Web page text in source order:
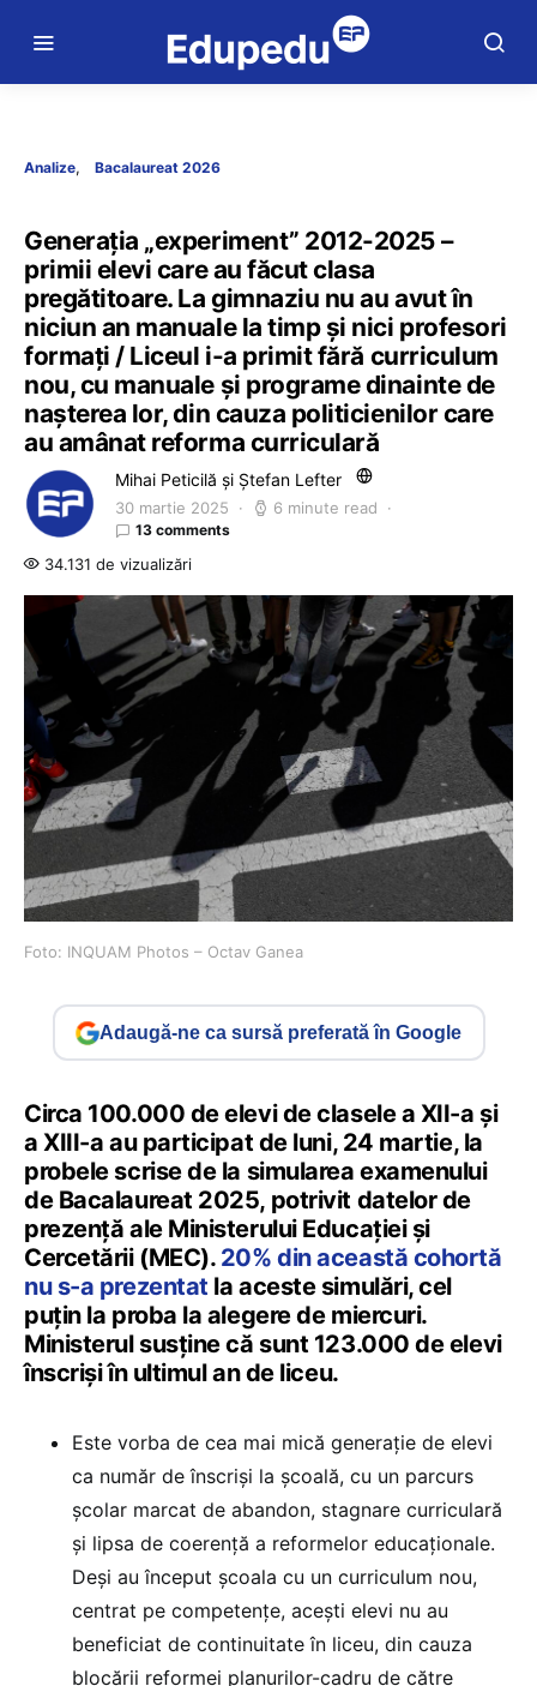
Analize Bacalaureat 2026
Generația „experiment” 2012-2025 –
primii elevi care au făcut clasa
pregătitoare. La gimnaziu nu au avut în
niciun an manuale la timp și nici profesori
formați / Liceul i-a primit fără curriculum
nou, cu manuale și programe dinainte de
nașterea lor, din cauza politicienilor care
au amânat reforma curriculară
Mihai Peticilă și Ștefan Lefter
30 martie 2025 6 minute read
13 comments
34.131 de vizualizări
Foto: INQUAM Photos – Octav Ganea
Adaugă-ne ca sursă preferată în Google
Circa 100.000 de elevi de clasele a XII-a și
a XIII-a au participat de luni, 24 martie, la
probele scrise de la simularea examenului
de Bacalaureat 2025, potrivit datelor de
prezență ale Ministerului Educației și
Cercetării (MEC). 20% din această cohortă
nu s-a prezentat la aceste simulări, cel
puțin la proba la alegere de miercuri.
Ministerul susține că sunt 123.000 de elevi
înscriși în ultimul an de liceu.
Este vorba de cea mai mică generație de elevi
ca număr de înscriși la școală, cu un parcurs
școlar marcat de abandon, stagnare curriculară
și lipsa de coerență a reformelor educaționale.
Deși au început școala cu un curriculum nou,
centrat pe competențe, acești elevi nu au
beneficiat de continuitate în liceu, din cauza
blocării reformei planurilor-cadru de către